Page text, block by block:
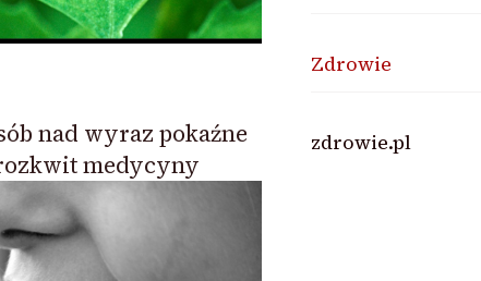
nad wyraz pokaźne
medycyny
Zdrowie
zdrowie.pl